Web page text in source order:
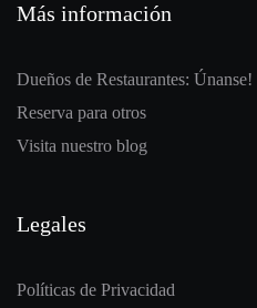
Más información
Dueños de Restaurantes: Únanse!
Reserva para otros
Visita nuestro blog
Legales
Políticas de Privacidad